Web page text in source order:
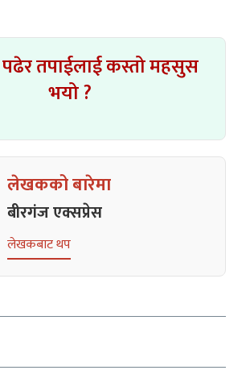
तपाईलाई कस्तो महसुस
भयो ?
लेखकको बारेमा
बीरगंज एक्सप्रेस
लेखकबाट थप